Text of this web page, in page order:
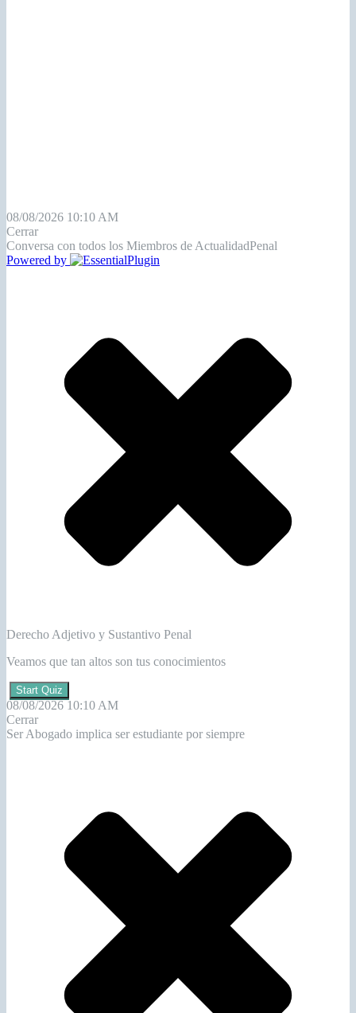
08/08/2026 10:10 AM
Cerrar
Conversa con todos los Miembros de ActualidadPenal
Powered by
Derecho Adjetivo y Sustantivo Penal
Veamos que tan altos son tus conocimientos
Start Quiz
08/08/2026 10:10 AM
Cerrar
Ser Abogado implica ser estudiante por siempre